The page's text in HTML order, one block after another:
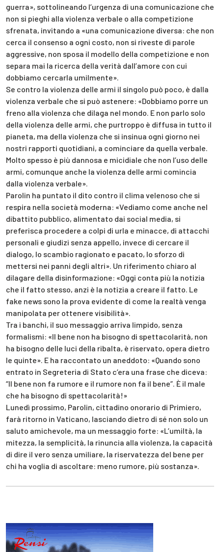
guerra», sottolineando l’urgenza di una comunicazione che
non si pieghi alla violenza verbale o alla competizione
sfrenata, invitando a «una comunicazione diversa: che non
cerca il consenso a ogni costo, non si riveste di parole
aggressive, non sposa il modello della competizione e non
separa mai la ricerca della verità dall’amore con cui
dobbiamo cercarla umilmente».
Se contro la violenza delle armi il singolo può poco, è dalla
violenza verbale che si può astenere: «Dobbiamo porre un
freno alla violenza che dilaga nel mondo. E non parlo solo
della violenza delle armi, che purtroppo è diffusa in tutto il
pianeta, ma della violenza che si insinua ogni giorno nei
nostri rapporti quotidiani, a cominciare da quella verbale.
Molto spesso è più dannosa e micidiale che non l’uso delle
armi, comunque anche la violenza delle armi comincia
dalla violenza verbale».
Parolin ha puntato il dito contro il clima velenoso che si
respira nella società moderna: «Vediamo come anche nel
dibattito pubblico, alimentato dai social media, si
preferisca procedere a colpi di urla e minacce, di attacchi
personali e giudizi senza appello, invece di cercare il
dialogo, lo scambio ragionato e pacato, lo sforzo di
mettersi nei panni degli altri». Un riferimento chiaro al
dilagare della disinformazione: «Oggi conta più la notizia
che il fatto stesso, anzi è la notizia a creare il fatto. Le
fake news sono la prova evidente di come la realtà venga
manipolata per ottenere visibilità».
Tra i banchi, il suo messaggio arriva limpido, senza
formalismi: «Il bene non ha bisogno di spettacolarità, non
ha bisogno delle luci della ribalta, è riservato, opera dietro
le quinte». E ha raccontato un aneddoto: «Quando sono
entrato in Segreteria di Stato c’era una frase che diceva:
“Il bene non fa rumore e il rumore non fa il bene”. È il male
che ha bisogno di spettacolarità!»
Lunedì prossimo, Parolin, cittadino onorario di Primiero,
farà ritorno in Vaticano, lasciando dietro di sé non solo un
saluto amichevole, ma un messaggio forte: «L’umiltà, la
mitezza, la semplicità, la rinuncia alla violenza, la capacità
di dire il vero senza umiliare, la riservatezza del bene per
chi ha voglia di ascoltare: meno rumore, più sostanza».